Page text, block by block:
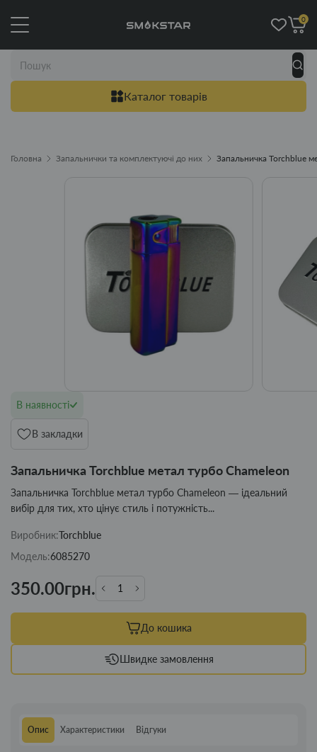
Каталог товарів
0
Головна Запальнички та комплектуючі до них Запальничка Torchblue
В наявності
В закладки
Запальничка Torchblue метал турбо Chameleon
Запальничка Torchblue метал турбо Chameleon — ідеальний
вибір для тих, хто цінує стиль і потужність...
Виробник:Torchblue
Модель:6085270
350.00грн.
До кошика
Швидке замовлення
Опис Характеристики Відгуки